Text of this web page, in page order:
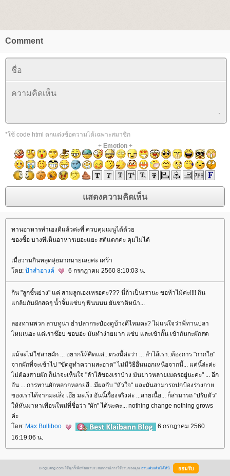
Comment
*ใช้ code html ตกแต่งข้อความได้เฉพาะสมาชิก
+ Emotion+
ทานอาหารทำเองดีแล้วค่ะพี่ ควบคุมเมนูได้ด้ว
ของซื้อ บางทีเห็นอาหารเยอะแยะ สติแตกค่ะ คุมไม่ได้
เมื่อวานกินหลุดลุ่ยมากมายเลยค่ะ เศร้า
ดย: ป้าสำอางค์ 6 กรกฎาคม 2560 8:10:03 น.
กิน "ลูกชิ้นย่าง" แค่ สามลูกเองเหรอคะ??? นี่ถ้าเป็นเรานะ ขอห้าไม้ค่ะ!!!! กิน
กล้มกับผักสดๆ น้ำจิ้มแซ่บๆ ฟินนนน ยันชาติหน้า...
ลองทานพวก ลาบทูน่า ยำปลากระป๋องดูบ้างดีไหมคะ? ไม่แน่ใจว่าพี่ทานปลา
ไหมเนอะ แต่เราช๊อบ ชอบอ่ะ มันทำง่ายมาก แซ่บ และเข้ากั๊น เข้ากันกะผักสด
ม้จะไม่ใช่สายผัก ... อยากให้คิดแค่...ตรงนี้ค่ะว่า ... ลำไส้เรา..ต้องการ "กากใย"
จากผักที่จะเข้าไป "ขัดถูทำความสะอาด" ไม่มีวิธีอื่นนอกเหนือจากนี้... แค่นี้ล่ะค่ะ
ไม่ต้องสายผัก ก็น่าจะเห็นใจ "ลำไส้ของเราบ้าง มันยาวหลายเมตรอยู่นะคะ" ...​ อีก
อัน ... การทานผักหลากหลายสี...มีผลกับ "หัวใจ" และมันสามารถปกป้องร่างกา
ของเราได้จากมะเส็ง เอ๊ย มะเร็ง อันนี้เรื่องจริงค่ะ ...สายเนื้อ... ก็สามารถ "ปรับตัว"
ห้หันมาหาเพื่อนใหม่ที่ชื่อว่า "ผัก" ได้นะคะ... nothing change nothing grows
ค่ะ
ดย: Max Bulliboo
6 กรกฎาคม 2560
16:19:06 น.
BlogGang.com ใช้คุกกี้เพื่อพัฒนาประสบการณ์การใช้งานของคุณ อ่านเพิ่มเติมได้ที่นี่